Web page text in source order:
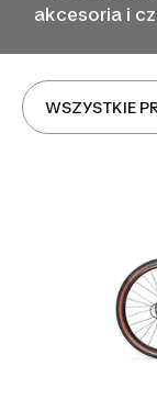
akcesoria i
WSZYSTKIE